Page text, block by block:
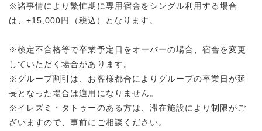
※諸事情により繁忙期に専用宿舎をシングル利用する場合
は、+15,000円（税込）となります。
※検定不合格等で卒業予定日をオーバーの場合、宿舎を変更
していただく場合があります。
※グループ割引は、お客様都合によりグループの卒業日が延
長となった場合は適用になりません。
※イレズミ・タトゥーのある方は、滞在施設により制限がご
ざいますので、事前にご相談ください。